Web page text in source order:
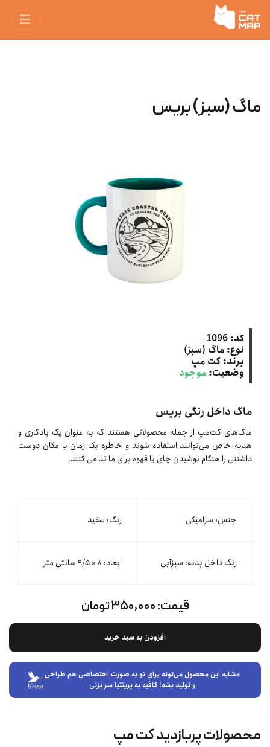
ماگ (سبز) بریس
کد: 1096
نوع: ماگ (سبز)
برند: کت‌ مپ
وضعیت: موجود
ماگ داخل رنگی بریس
ماگ‌های کت‌مپ از جمله محصولاتی هستند که به عنوان یک یادگاری و
هدیه خاص می‌توانند استفاده شوند و خاطره یک زمان یا مکان دوست
داشتنی را هنگام نوشیدن چای یا قهوه برای ما تداعی کنند.
جنس: سرامیکی رنگ: سفید
رنگ داخل بدنه: سبزآبی ابعاد: ۸ × ۹/۵ سانتی متر
قیمت:۳۵۰,۰۰۰ تومان
افزودن به سبد خرید
مشابه این محصول می‌تونه برای تو به صورت اختصاصی هم طراحی
و تولید بشه! کافیه به پرینتیا سر بزنی
محصولات پربازدید کت‌ مپ